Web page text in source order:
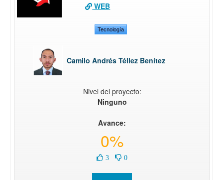
WEB
Tecnología
Camilo Andrés Téllez Benítez
Nivel del proyecto:
Ninguno
Avance:
0%
3 0